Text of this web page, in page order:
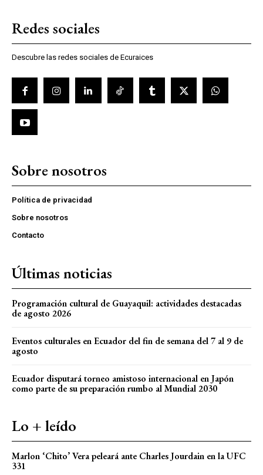
Redes sociales
Descubre las redes sociales de Ecuraices
Sobre nosotros
Política de privacidad
Sobre nosotros
Contacto
Últimas noticias
Programación cultural de Guayaquil: actividades destacadas
de agosto 2026
Eventos culturales en Ecuador del fin de semana del 7 al 9 de
agosto
Ecuador disputará torneo amistoso internacional en Japón
como parte de su preparación rumbo al Mundial 2030
Lo + leído
Marlon ‘Chito’ Vera peleará ante Charles Jourdain en la UFC
331